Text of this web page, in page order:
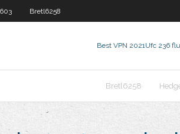
Bretl6258
Best VPN 2021Ufc 236
Bretl6258